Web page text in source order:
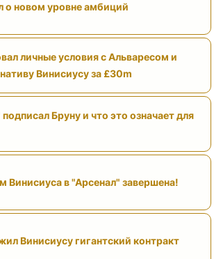
о новом уровне амбиций
личные условия с Альваресом и
Винисиусу за £30m
Бруну и что это означает для
Винисиуса в "Арсенал" завершена!
Винисиусу гигантский контракт